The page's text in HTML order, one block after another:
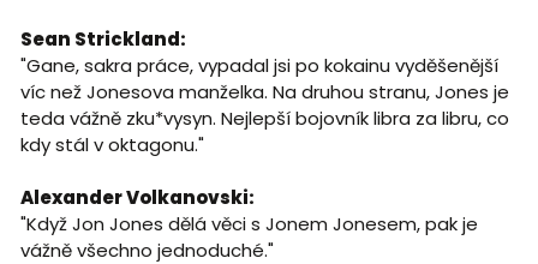
Sean Strickland:
"Gane, sakra práce, vypadal jsi po kokainu vyděšenější
víc než Jonesova manželka. Na druhou stranu, Jones je
teda vážně zku*vysyn. Nejlepší bojovník libra za libru, co
kdy stál v oktagonu."
Alexander Volkanovski:
"Když Jon Jones dělá věci s Jonem Jonesem, pak je
vážně všechno jednoduché."